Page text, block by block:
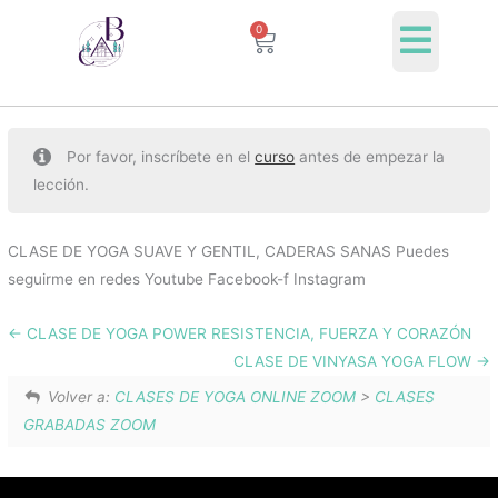
0
Cart
Por favor, inscríbete en elcurso antes de empezar la
lección.
CLASE DE YOGA SUAVE Y GENTIL, CADERAS SANAS Puedes
seguirme en redes Youtube Facebook-f Instagram
CLASE DE YOGA POWER RESISTENCIA, FUERZA Y CORAZÓN
CLASE DE VINYASA YOGA FLOW
Volver a: CLASES DE YOGA ONLINE ZOOM > CLASES
GRABADAS ZOOM